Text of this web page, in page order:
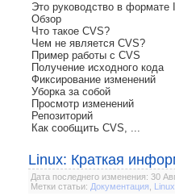
Это руководство в формате
Обзор
Что такое CVS?
Чем не является CVS?
Пример работы с CVS
Получение исходного кода
Фиксирование изменений
Уборка за собой
Просмотр изменений
Репозиторий
Как сообщить CVS, ...
Linux: Краткая
Дата последнего изменения: 30
Метки статьи: Документация Linux